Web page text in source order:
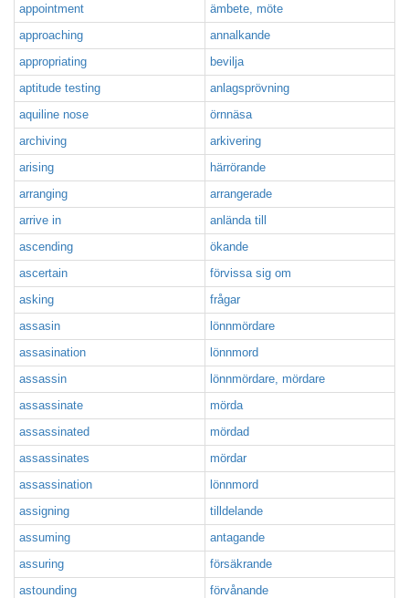
appointment
ämbete, möte
approaching
annalkande
appropriating
bevilja
aptitude testing
anlagsprövning
aquiline nose
örnnäsa
archiving
arkivering
arising
härrörande
arranging
arrangerade
arrive in
anlända till
ascending
ökande
ascertain
förvissa sig om
asking
frågar
assasin
lönnmördare
assasination
lönnmord
assassin
lönnmördare, mördare
assassinate
mörda
assassinated
mördad
assassinates
mördar
assassination
lönnmord
assigning
tilldelande
assuming
antagande
assuring
försäkrande
astounding
förvånande